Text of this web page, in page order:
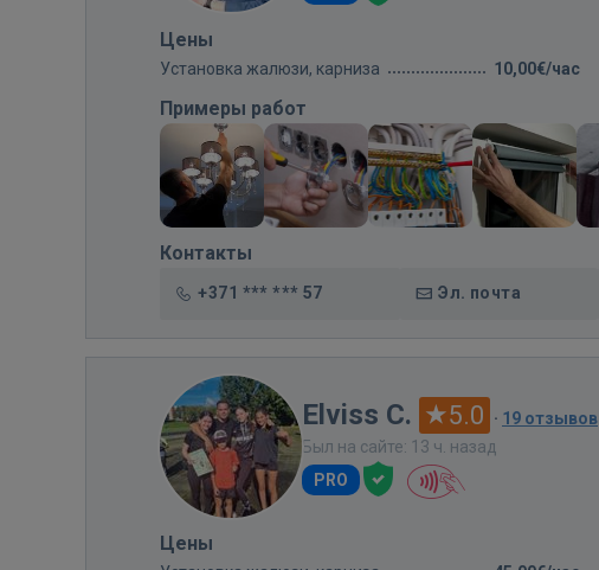
Цены
Установка жалюзи, карниза 10,00€/час
Примеры работ
Контакты
+371 *** *** 57 Эл. почта
Elviss C. 5.0 · 19 отзывов
Был на сайте: 13 ч. назад
PRO
Цены